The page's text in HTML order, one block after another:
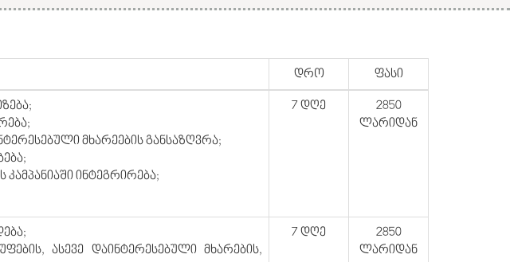
დრო ფასი
მხარეების განსაზღვრა;
ინტეგრირება;
7 დღე
2850
ლარიდან
ასევე დაინტერესებული მხარების,
7 დღე
2850
ლარიდან